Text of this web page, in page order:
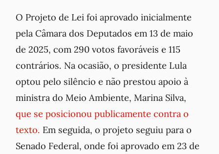
O Projeto de Lei foi aprovado inicialmente
pela Câmara dos Deputados em 13 de maio
de 2025, com 290 votos favoráveis e 115
contrários. Na ocasião, o presidente Lula
optou pelo silêncio e não prestou apoio à
ministra do Meio Ambiente, Marina Silva,
que se posicionou publicamente contra o
texto. Em seguida, o projeto seguiu para o
Senado Federal, onde foi aprovado em 23 de